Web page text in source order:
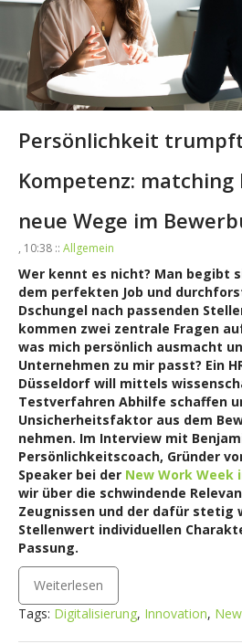
Persönlichkeit
Kompetenz:
neue Wege im
, 10:38 :: Allgemein
Wer kennt es nicht? Man begibt
dem perfekten Job und
Dschungel nach passenden
kommen zwei zentrale Fragen
was mich persönlich ausmacht
Unternehmen zu mir passt? Ein
Düsseldorf will mittels
Testverfahren Abhilfe schaffen
Unsicherheitsfaktor aus dem
nehmen. Im Interview mit
Persönlichkeitscoach, Gründer
Speaker bei der New Work Week
wir über die schwindende
Zeugnissen und der dafür stetig
Stellenwert individuellen
Passung.
Weiterlesen
Tags: Digitalisierung, Innovation,